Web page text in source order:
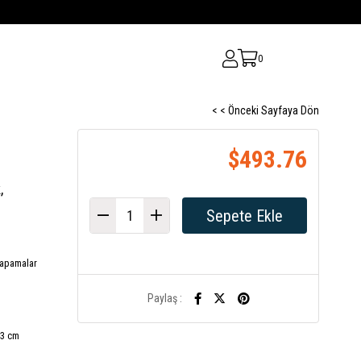
0
< < Önceki Sayfaya Dön
cm
$493.76
Paylaş :